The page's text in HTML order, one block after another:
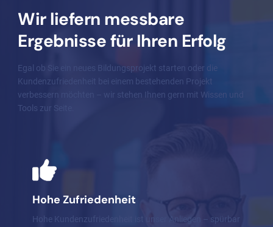
Wir liefern messbare
Ergebnisse für Ihren Erfolg
Egal ob Sie ein neues Bildungsprojekt starten oder die
Kundenzufriedenheit bei einem bestehenden Projekt
verbessern möchten – wir stehen Ihnen gern mit Wissen und
Tools zur Seite.
Hohe Zufriedenheit
Hohe Kundenzufriedenheit ist unser Anliegen – spürbar